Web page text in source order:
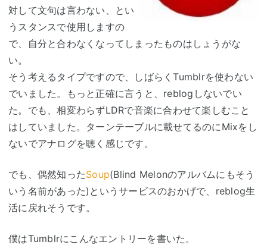
対して文句は言わない、とい
うスタンスで使用しますの
で、自分と合わなくなってしまったものはしょうがな
い。
そう考えるタイプですので、しばらくTumblrを使わない
でいました。もっと正確に言うと、reblogしないでい
た。でも、相変わらずLDRで音楽に合わせて楽しむこと
はしていました。ターンテーブルに載せてるのにMixをし
ないでアナログを聴く感じです。
でも、偶然知ったSoup(Blind Melonのアルバムにもそう
いう名前があった)というサービスのおかげで、reblog生
活に戻れそうです。
僕はTumblrにこんなエントリーを書いた。